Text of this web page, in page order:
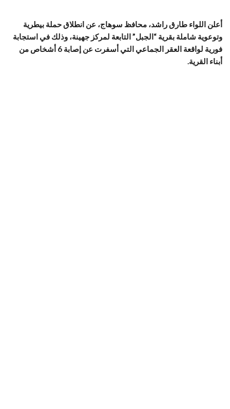
أعلن اللواء طارق راشد، محافظ سوهاج، عن انطلاق حملة بيطرية
وتوعوية شاملة بقرية “الجبل” التابعة لمركز جهينة، وذلك في استجابة
فورية لواقعة العقر الجماعي التي أسفرت عن إصابة 6 أشخاص من
أبناء القرية.